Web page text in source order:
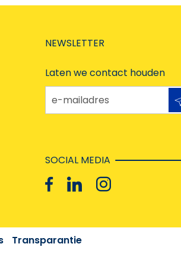
NEWSLETTER
Laten we contact houden
e-mailadres
SOCIAL MEDIA
Transparantie